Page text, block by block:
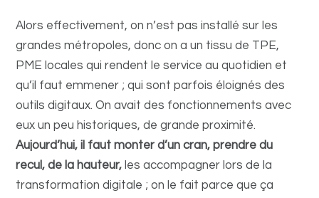
Alors effectivement, on n’est pas installé sur les
grandes métropoles, donc on a un tissu de TPE,
PME locales qui rendent le service au quotidien et
qu’il faut emmener ; qui sont parfois éloignés des
outils digitaux.On avait des fonctionnements avec
eux un peu historiques, de grande proximité.
Aujourd’hui, il faut monter d’un cran, prendre du
recul, de la hauteur, les accompagner lors de la
transformation digitale ; on le fait parce que ça